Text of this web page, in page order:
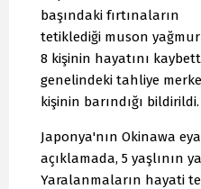
başındaki fırtınaların
tetiklediği muson
8 kişinin hayatını
genelindeki tahliye
kişinin barındığı bildirildi.
Japonya'nın Okinawa
açıklamada, 5 yaşlının
Yaralanmaların hayati